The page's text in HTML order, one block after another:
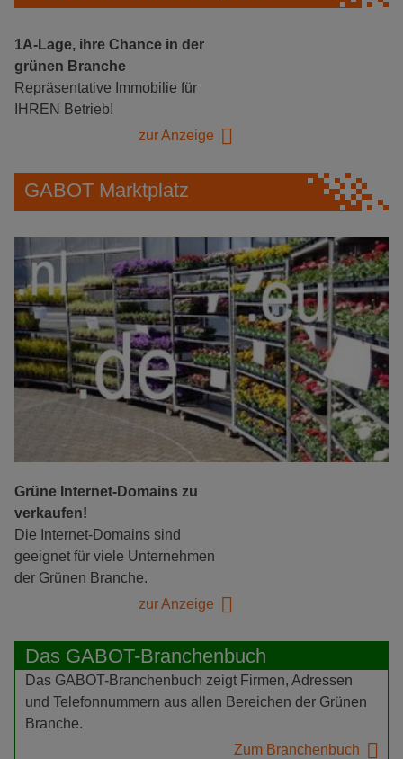
1A-Lage, ihre Chance in der
grünen Branche
Repräsentative Immobilie für
IHREN Betrieb!
zur Anzeige
GABOT Marktplatz
Grüne Internet-Domains zu
verkaufen!
Die Internet-Domains sind
geeignet für viele Unternehmen
der Grünen Branche.
zur Anzeige
Das GABOT-Branchenbuch
Das GABOT-Branchenbuch zeigt Firmen, Adressen
und Telefonnummern aus allen Bereichen der Grünen
Branche.
Zum Branchenbuch